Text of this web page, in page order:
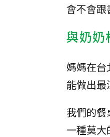
會不會跟
與奶奶
媽媽在
能做出最
我們的
一種莫大